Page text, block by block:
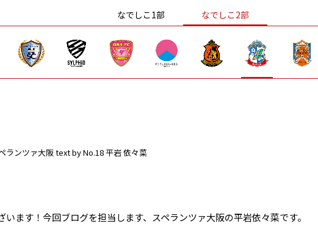
なでしこ1部 なでしこ2部
ランツァ大阪text by No.18 平岩 依々菜
います！今回ブログを担当します、スペランツァ大阪の平岩依々菜です。